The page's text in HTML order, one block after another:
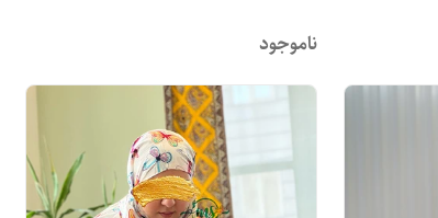
ناموجود